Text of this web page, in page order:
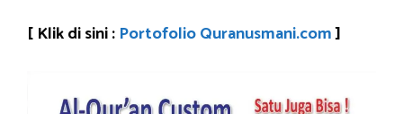
[ Klik di sini : Portofolio Quranusmani.com]